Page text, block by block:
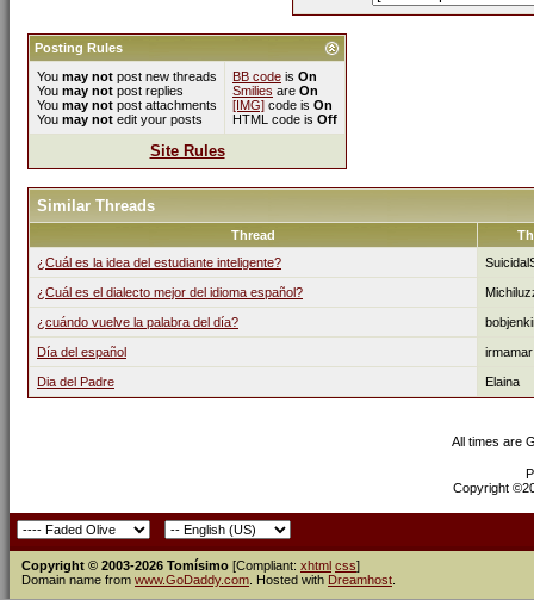
Posting Rules
You may not post new threads
You may not post replies
You may not post attachments
You may not edit your posts
BB code is On
Smilies are On
[IMG] code is On
HTML code is Off
Site Rules
Similar Threads
Thread
¿Cuál es la idea del estudiante inteligente?
¿Cuál es el dialecto mejor del idioma español?
¿cuándo vuelve la palabra del día?
Día del español irmamar
Dia del Padre Elaina
All times are
Copyright
Copyright © 2003-2026 Tomísimo [Compliant: xhtml css]
Domain name from www.GoDaddy.com . Hosted with Dreamhost